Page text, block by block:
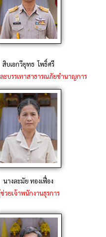
สิบเอกวียุทธ โพธิ์ศรี
ะบรรเทาสาธารณภัยชำนาญการ
นางละมัย ทองเฟื่อง
วยเจ้าพนักงานธุรการ